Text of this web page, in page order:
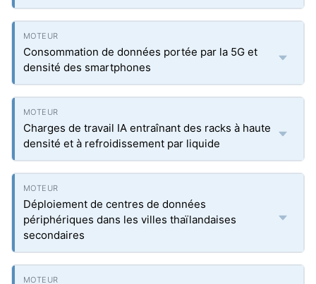
Consommation de données portée par la 5G et
densité des smartphones
Charges de travail IA entraînant des racks à haute
densité et à refroidissement par liquide
Déploiement de centres de données
périphériques dans les villes thaïlandaises
secondaires